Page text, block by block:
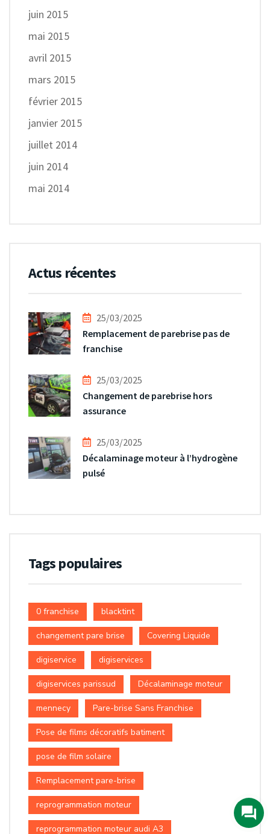
juin 2015
mai 2015
avril 2015
mars 2015
février 2015
janvier 2015
juillet 2014
juin 2014
mai 2014
Actus récentes
25/03/2025
Remplacement de parebrise pas de
franchise
25/03/2025
Changement de parebrise hors
assurance
25/03/2025
Décalaminage moteur à l’hydrogène
pulsé
Tags populaires
0 franchise blacktint
changement pare brise Covering Liquide
digiservice digiservices
digiservices parissud Décalaminage moteur
mennecy Pare-brise Sans Franchise
Pose de films décoratifs batiment
pose de film solaire
Remplacement pare-brise
reprogrammation moteur
reprogrammation moteur audi A3